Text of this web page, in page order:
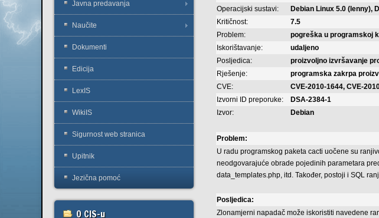
Operacijski sustavi:
Debian Linux 5.0 (lenny),
Kritičnost:
7.5
Problem:
pogreška u programskoj
Iskorištavanje:
udaljeno
Posljedica:
proizvoljno izvršavanje
Rješenje:
programska zakrpa
CVE:
CVE-2010-1644, CVE-
Izvorni ID preporuke:
DSA-2384-1
Izvor:
Debian
Problem:
U radu programskog paketa cacti uočene su
neodgovarajuće obrade pojedinih parametara
data_templates.php, itd. Također, postoji i SQL
Posljedica:
Zlonamjerni napadač može iskoristiti navedene
Javna predavanja
Naučite
Dokumenti
Edicija
LexIS
WikiIS
Sigurnost web stranica
Upitnik
Jezična pomoć
O CIS-u